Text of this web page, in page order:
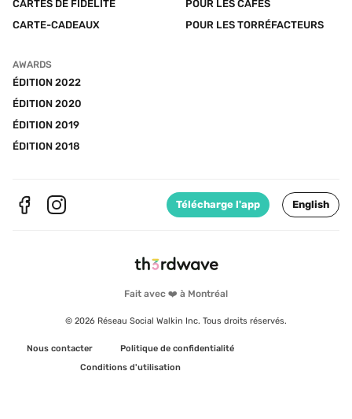
Fait avec ❤️ à Montréal
© 2026 Réseau Social Walkin Inc. Tous droits réservés.
Nous contacter
Politique de confidentialité
Conditions d'utilisation
CARTES DE FIDÉLITÉ
CARTE-CADEAUX
POUR LES CAFÉS
POUR LES TORRÉFACTEURS
AWARDS
ÉDITION 2022
ÉDITION 2020
ÉDITION 2019
ÉDITION 2018
Télécharge l'app English